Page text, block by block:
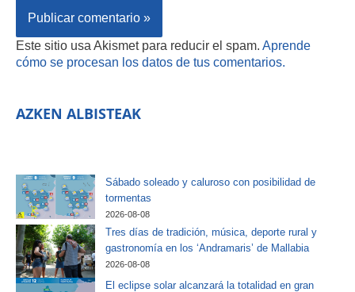
Este sitio usa Akismet para reducir el spam. Aprende
cómo se procesan los datos de tus comentarios.
AZKEN ALBISTEAK
Sábado soleado y caluroso con posibilidad de
tormentas
2026-08-08
Tres días de tradición, música, deporte rural y
gastronomía en los ‘Andramaris’ de Mallabia
2026-08-08
El eclipse solar alcanzará la totalidad en gran